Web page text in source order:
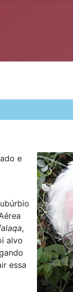
e
,
alvo
essa